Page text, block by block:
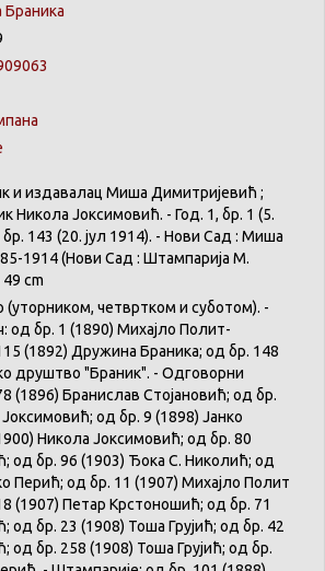
и издавалац Миша Димитријевић ;
Никола Јоксимовић. - Год. 1, бр. 1 (5.
143 (20. јул 1914). - Нови Сад : Миша
1914 (Нови Сад : Штампарија М.
cm
четвртком и суботом). -
од бр. 1 (1890) Михајло Полит-
(1892) Дружина Браника; од бр. 148
друштво "Браник". - Одговорни
(1896) Бранислав Стојановић; од бр.
од бр. 9 (1898) Јанко
Никола Јоксимовић; од бр. 80
од бр. 96 (1903) Ђока С. Николић; од
Перић; од бр. 11 (1907) Михајло Полит
(1907) Петар Крстоношић; од бр. 71
од бр. 23 (1908) Тоша Грујић; од бр. 42
од бр. 258 (1908) Тоша Грујић; од бр.